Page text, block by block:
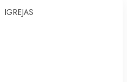
IGREJAS